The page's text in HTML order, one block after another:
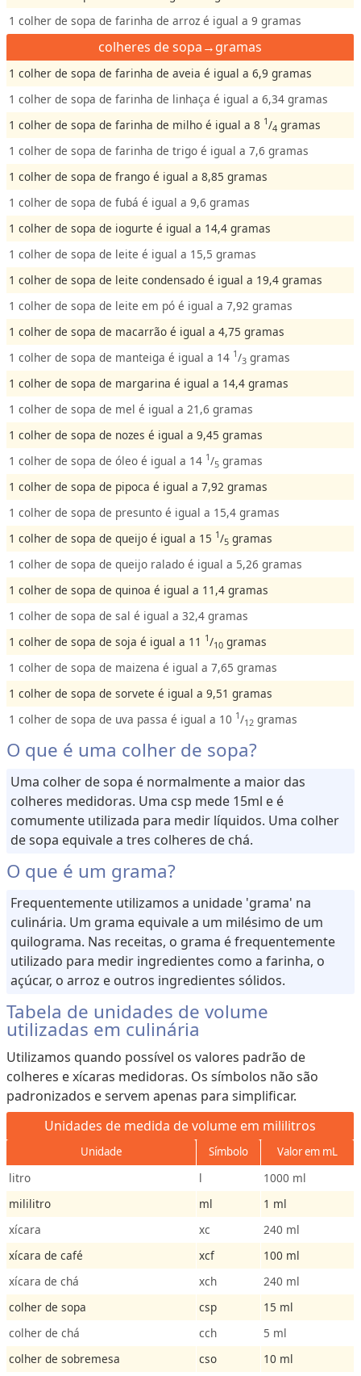
1 colher de sopa de farinha de arroz é igual a 9 gramas
colheres de sopa→gramas
1 colher de sopa de farinha de aveia é igual a 6,9 gramas
1 colher de sopa de farinha de linhaça é igual a 6,34 gramas
1 colher de sopa de farinha de milho é igual a 8 1/4 gramas
1 colher de sopa de farinha de trigo é igual a 7,6 gramas
1 colher de sopa de frango é igual a 8,85 gramas
1 colher de sopa de fubá é igual a 9,6 gramas
1 colher de sopa de iogurte é igual a 14,4 gramas
1 colher de sopa de leite é igual a 15,5 gramas
1 colher de sopa de leite condensado é igual a 19,4 gramas
1 colher de sopa de leite em pó é igual a 7,92 gramas
1 colher de sopa de macarrão é igual a 4,75 gramas
1 colher de sopa de manteiga é igual a 14 1/3gramas
1 colher de sopa de margarina é igual a 14,4 gramas
1 colher de sopa de mel é igual a 21,6 gramas
1 colher de sopa de nozes é igual a 9,45 gramas
1 colher de sopa de óleo é igual a 14 1/5 gramas
1 colher de sopa de pipoca é igual a 7,92 gramas
1 colher de sopa de presunto é igual a 15,4 gramas
1 colher de sopa de queijo é igual a 15 1/5 gramas
1 colher de sopa de queijo ralado é igual a 5,26 gramas
1 colher de sopa de quinoa é igual a 11,4 gramas
1 colher de sopa de sal é igual a 32,4 gramas
1 colher de sopa de soja é igual a 11 1/10gramas
1 colher de sopa de maizena é igual a 7,65 gramas
1 colher de sopa de sorvete é igual a 9,51 gramas
1 colher de sopa de uva passa é igual a 10 1/12gramas
O que é uma colher de sopa?
Uma colher de sopa é normalmente a maior das
colheres medidoras. Uma csp mede 15ml e é
comumente utilizada para medir líquidos. Uma colher
de sopa equivale a tres colheres de chá.
O que é um grama?
Frequentemente utilizamos a unidade 'grama' na
culinária. Um grama equivale a um milésimo de um
quilograma. Nas receitas, o grama é frequentemente
utilizado para medir ingredientes como a farinha, o
açúcar, o arroz e outros ingredientes sólidos.
Tabela de unidades de volume
utilizadas em culinária
Utilizamos quando possível os valores padrão de
colheres e xícaras medidoras. Os símbolos não são
padronizados e servem apenas para simplificar.
Unidades de medida de volume em mililitros
Unidade Símbolo Valor em mL
litro l
1000 ml
mililitro
ml
1 ml
xícara
xc
240 ml
xícara de café
xcf
100 ml
xícara de chá
xch
240 ml
colher de sopa
csp
15 ml
colher de chá
cch
5 ml
colher de sobremesa
cso
10 ml